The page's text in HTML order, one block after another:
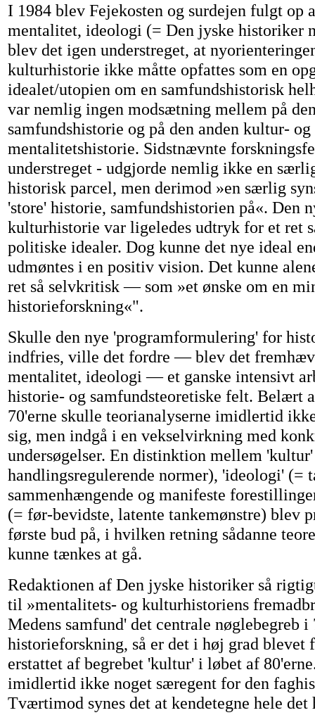
I 1984 blev Fejekosten og surdejen fulgt op
mentalitet, ideologi (= Den jyske historiker
blev det igen understreget, at
kulturhistorie ikke måtte opfattes som en
idealet/utopien om en samfundshistorisk
var nemlig ingen modsætning mellem på
samfundshistorie og på den anden kultur- og
mentalitetshistorie. Sidstnævnte
understreget - udgjorde nemlig ikke en
historisk parcel, men derimod »en særlig
'store' historie, samfundshistorien på«. Den
kulturhistorie var ligeledes udtryk for et ret
politiske idealer. Dog kunne det nye ideal
udmøntes i en positiv vision. Det kunne
ret så selvkritisk — som »et ønske om en
historieforskning«".
Skulle den nye 'programformulering' for
indfries, ville det fordre — blev det
mentalitet, ideologi — et ganske intensivt
historie- og samfundsteoretiske felt. Belært
70'erne skulle teorianalyserne imidlertid
sig, men indgå i en vekselvirkning med
undersøgelser. En distinktion mellem
handlingsregulerende normer), 'ideologi' (=
sammenhængende og manifeste
(= før-bevidste, latente tankemønstre) blev
første bud på, i hvilken retning sådanne
kunne tænkes at gå.
Redaktionen af Den jyske historiker så
til »mentalitets- og kulturhistoriens
Medens samfund' det centrale nøglebegreb i
historieforskning, så er det i høj grad blevet
erstattet af begrebet 'kultur' i løbet af
imidlertid ikke noget særegent for den
Tværtimod synes det at kendetegne hele det